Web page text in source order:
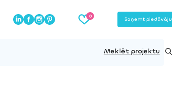
Saņemt
Meklēt projektu